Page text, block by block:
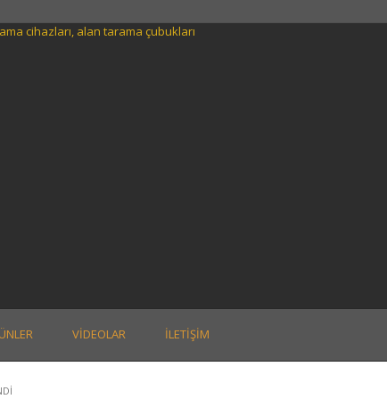
VIDEOLAR İLETIŞIM